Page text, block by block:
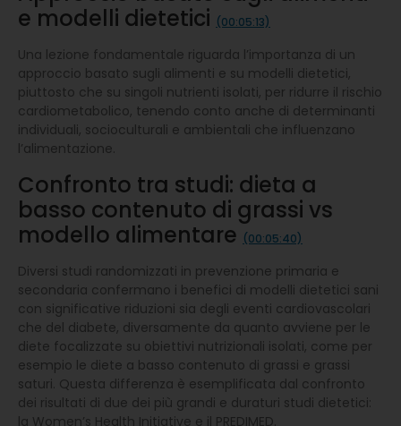
e modelli dietetici (00:05:13)
Una lezione fondamentale riguarda l’importanza di un
approccio basato sugli alimenti e su modelli dietetici,
piuttosto che su singoli nutrienti isolati, per ridurre il rischio
cardiometabolico, tenendo conto anche di determinanti
individuali, socioculturali e ambientali che influenzano
l’alimentazione.
Confronto tra studi: dieta a
basso contenuto di grassi vs
modello alimentare (00:05:40)
Diversi studi randomizzati in prevenzione primaria e
secondaria confermano i benefici di modelli dietetici sani
con significative riduzioni sia degli eventi cardiovascolari
che del diabete, diversamente da quanto avviene per le
diete focalizzate su obiettivi nutrizionali isolati, come per
esempio le diete a basso contenuto di grassi e grassi
saturi. Questa differenza è esemplificata dal confronto
dei risultati di due dei più grandi e duraturi studi dietetici:
la Women’s Health Initiative e il PREDIMED.